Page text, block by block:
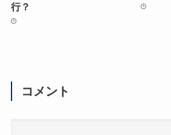
行？
コメント